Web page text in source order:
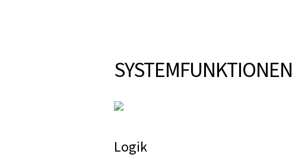
SYSTEMFUNKTIONEN
Logik